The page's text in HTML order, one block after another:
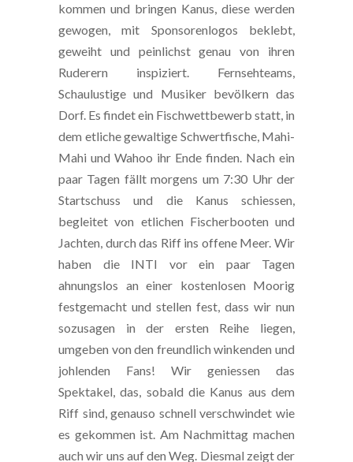
kommen und bringen Kanus, diese werden
gewogen, mit Sponsorenlogos beklebt,
geweiht und peinlichst genau von ihren
Ruderern inspiziert. Fernsehteams,
Schaulustige und Musiker bevölkern das
Dorf. Es findet ein Fischwettbewerb statt, in
dem etliche gewaltige Schwertfische, Mahi-
Mahi und Wahoo ihr Ende finden. Nach ein
paar Tagen fällt morgens um 7:30 Uhr der
Startschuss und die Kanus schiessen,
begleitet von etlichen Fischerbooten und
Jachten, durch das Riff ins offene Meer. Wir
haben die INTI vor ein paar Tagen
ahnungslos an einer kostenlosen Moorig
festgemacht und stellen fest, dass wir nun
sozusagen in der ersten Reihe liegen,
umgeben von den freundlich winkenden und
johlenden Fans! Wir geniessen das
Spektakel, das, sobald die Kanus aus dem
Riff sind, genauso schnell verschwindet wie
es gekommen ist. Am Nachmittag machen
auch wir uns auf den Weg. Diesmal zeigt der